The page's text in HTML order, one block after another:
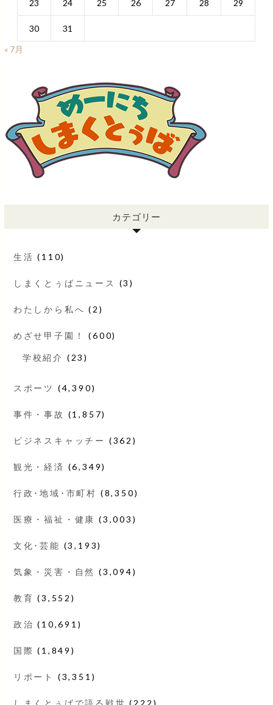
23 24 25 26 27 28 29
30
31
« 7月
カテゴリー
生活 (110)
しまくとぅばニュース (3)
わたしから私へ (2)
めざせ甲子園！ (600)
学校紹介 (23)
スポーツ (4,390)
事件・事故 (1,857)
ビジネスキャッチー (362)
観光・経済 (6,349)
行政･地域･市町村 (8,350)
医療・福祉・健康 (3,003)
文化･芸能 (3,193)
気象・災害・自然 (3,094)
教育 (3,552)
政治 (10,691)
国際 (1,849)
リポート (3,351)
しまくとぅばで語る戦世 (222)